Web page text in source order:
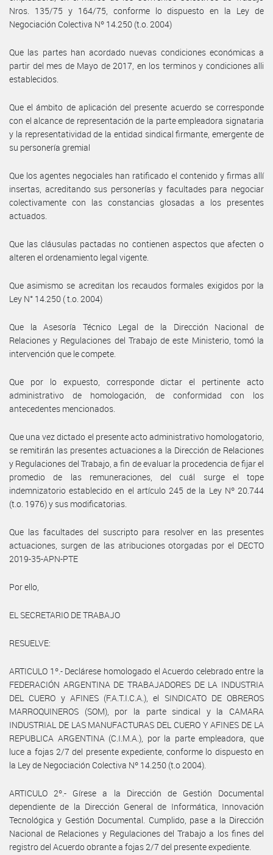
Nros. 135/75 y 164/75, conforme lo dispuesto en la Ley de
Negociación Colectiva Nº 14.250 (t.o. 2004)
Que las partes han acordado nuevas condiciones económicas a
partir del mes de Mayo de 2017, en los terminos y condiciones alli
establecidos.
Que el ámbito de aplicación del presente acuerdo se corresponde
con el alcance de representación de la parte empleadora signataria
y la representatividad de la entidad sindical firmante, emergente de
su personería gremial
Que los agentes negociales han ratificado el contenido y firmas allí
insertas, acreditando sus personerías y facultades para negociar
colectivamente con las constancias glosadas a los presentes
actuados.
Que las cláusulas pactadas no contienen aspectos que afecten o
alteren el ordenamiento legal vigente.
Que asimismo se acreditan los recaudos formales exigidos por la
Ley N° 14.250 ( t.o. 2004)
Que la Asesoría Técnico Legal de la Dirección Nacional de
Relaciones y Regulaciones del Trabajo de este Ministerio, tomó la
intervención que le compete.
Que por lo expuesto, corresponde dictar el pertinente acto
administrativo de homologación, de conformidad con los
antecedentes mencionados.
Que una vez dictado el presente acto administrativo homologatorio,
se remitirán las presentes actuaciones a la Dirección de Relaciones
y Regulaciones del Trabajo, a fin de evaluar la procedencia de fijar el
promedio de las remuneraciones, del cuál surge el tope
indemnizatorio establecido en el artículo 245 de la Ley Nº 20.744
(t.o. 1976) y sus modificatorias.
Que las facultades del suscripto para resolver en las presentes
actuaciones, surgen de las atribuciones otorgadas por el DECTO
2019-35-APN-PTE
Por ello,
EL SECRETARIO DE TRABAJO
RESUELVE:
ARTICULO 1º.- Declárese homologado el Acuerdo celebrado entre la
FEDERACIÓN ARGENTINA DE TRABAJADORES DE LA INDUSTRIA
DEL CUERO y AFINES (F.A.T.I.C.A.), el SINDICATO DE OBREROS
MARROQUINEROS (SOM), por la parte sindical y la CAMARA
INDUSTRIAL DE LAS MANUFACTURAS DEL CUERO Y AFINES DE LA
REPUBLICA ARGENTINA (C.I.M.A.), por la parte empleadora, que
luce a fojas 2/7 del presente expediente, conforme lo dispuesto en
la Ley de Negociación Colectiva Nº 14.250 (t.o 2004).
ARTICULO 2º.- Gírese a la Dirección de Gestión Documental
dependiente de la Dirección General de Informática, Innovación
Tecnológica y Gestión Documental. Cumplido, pase a la Dirección
Nacional de Relaciones y Regulaciones del Trabajo a los fines del
registro del Acuerdo obrante a fojas 2/7 del presente expediente.